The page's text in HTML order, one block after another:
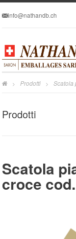
info@nathandb.ch
> Prodotti > Scatola
Prodotti
Scatola
croce